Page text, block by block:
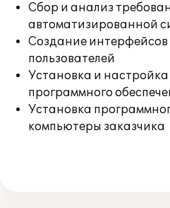
Сбор и анализ
автоматизированной
Создание
пользователей
Установка и настройка
программного
Установка
компьютеры заказчика